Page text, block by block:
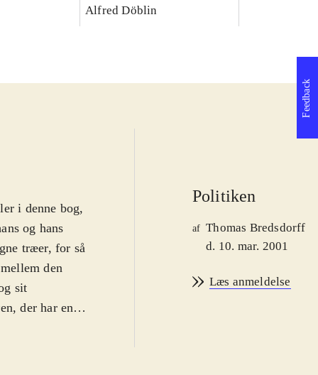
Biberkopf
Alfred Döblin
i denne bog,
og hans
træer, for så
den
sit
der har en
god bog,
Politiken
af Thomas Bredsdorff
d. 10. mar. 2001
Læs anmeldelse
Feedback